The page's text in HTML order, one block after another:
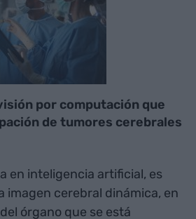
por computación que
de tumores cerebrales
en inteligencia artificial, es
imagen cerebral dinámica, en
órgano que se está